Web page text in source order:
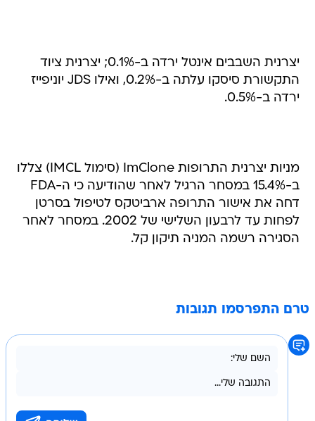
יצרנית השבבים אינטל ירדה ב-0.1%; יצרנית ציוד
התקשורת סיסקו עלתה ב-0.2%, ואילו JDS יוניפייז
ירדה ב-0.5%.
מניות יצרנית התרופות ImClone (סימול IMCL) צללו
ב-15.4% במסחר הרגיל לאחר שהודיעה כי ה-FDA
דחה את אישור התרופה ארביטקס לטיפול בסרטן
לפחות עד לרבעון השלישי של 2002. במסחר לאחר
הסגירה רשמה המניה תיקון קל.
טרם התפרסמו תגובות